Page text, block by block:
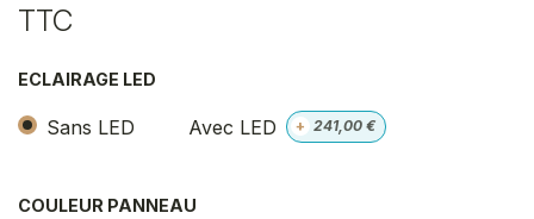
TTC
ECLAIRAGE LED
Sans LED Avec LED + 241,00 €
COULEUR PANNEAU